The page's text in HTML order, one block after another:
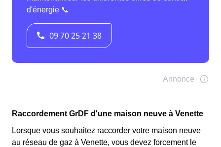
Raccordement GrDF d'une maison neuve à Venette
Lorsque vous souhaitez raccorder votre maison neuve
au réseau de gaz à Venette, vous devez forcement le